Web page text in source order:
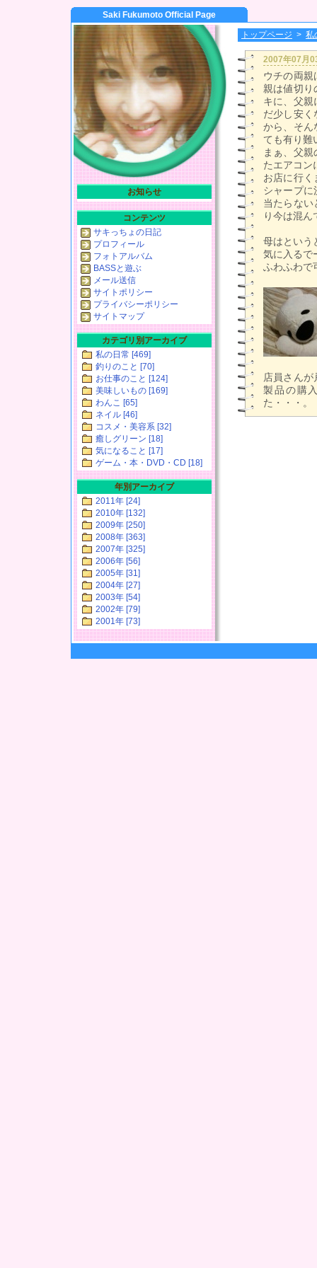
Saki Fukumoto Official Page
トップページ > 私
2007年07月
ウチの両親
親は値切り
キに、父親
だ少し安く
から、そん
ても有り
まぁ、父
たエアコン
お店に行く
シャープに
当たらない
り今は混
母はという
気に入るで
ふわふわで
店員さん
製品の購
た・・・。
お知らせ
コンテンツ
サキっちょの日記
プロフィール
フォトアルバム
BASSと遊ぶ
メール送信
サイトポリシー
プライバシーポリシー
サイトマップ
カテゴリ別アーカイブ
私の日常 [469]
釣りのこと [70]
お仕事のこと [124]
美味しいもの [169]
わんこ [65]
ネイル [46]
コスメ・美容系 [32]
癒しグリーン [18]
気になること [17]
ゲーム・本・DVD・CD [18]
年別アーカイブ
2011年 [24]
2010年 [132]
2009年 [250]
2008年 [363]
2007年 [325]
2006年 [56]
2005年 [31]
2004年 [27]
2003年 [54]
2002年 [79]
2001年 [73]